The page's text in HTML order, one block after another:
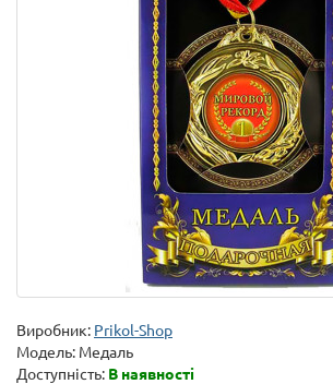
Виробник: Prikol-Shop
Модель: Медаль
Доступність: В наявності